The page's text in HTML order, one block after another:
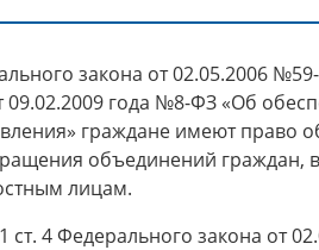
закона от 02.05.2006
года №8-ФЗ «Об
граждане имеют право
объединений граждан,
лицам.
ст. 4 Федерального закона